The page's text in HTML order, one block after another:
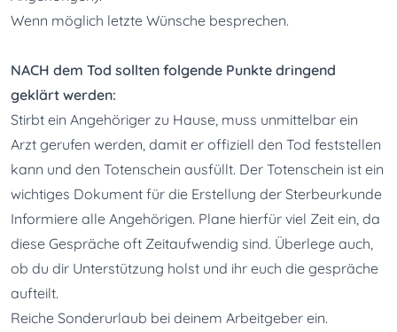
Wenn möglich letzte Wünsche besprechen.
NACH dem Tod sollten folgende Punkte dringend
Stirbt ein Angehöriger zu Hause, muss unmittelbar ein
Arzt gerufen werden, damit er offiziell den Tod feststellen
kann und den Totenschein ausfüllt. Der Totenschein ist ein
wichtiges Dokument für die Erstellung der Sterbeurkunde
Informiere alle Angehörigen. Plane hierfür viel Zeit ein, da
diese Gespräche oft Zeitaufwendig sind. Überlege auch,
ob du dir Unterstützung holst und ihr euch die gespräche
aufteilt.
Reiche Sonderurlaub bei deinem Arbeitgeber ein.